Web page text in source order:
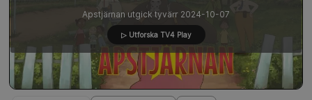
Apstjärnan utgick tyvärr 2024-10-07
▷ Utforska TV4 Play